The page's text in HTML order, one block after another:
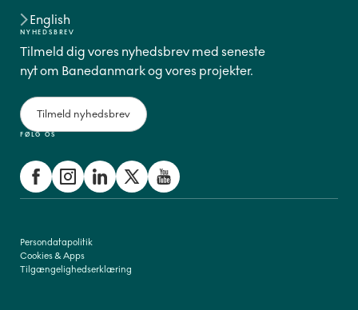
English
FØLG OS
NYHEDSBREV
Tilmeld dig vores nyhedsbrev med seneste
nyt om Banedanmark og vores projekter.
Tilmeld nyhedsbrev
Persondatapolitik
Cookies & Apps
Tilgængelighedserklæring